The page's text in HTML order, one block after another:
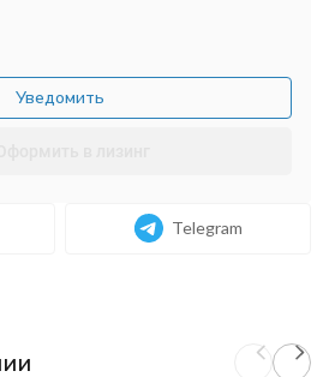
Уведомить
Telegram